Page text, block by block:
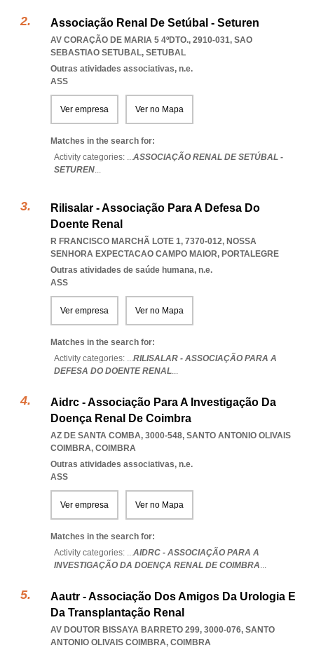
Associação Renal De Setúbal - Seturen
AV CORAÇÃO DE MARIA 5 4ºDTO., 2910-031, SAO
SEBASTIAO SETUBAL, SETUBAL
Outras atividades associativas, n.e.
ASS
Ver empresa Ver no Mapa
Matches in the search for:
Activity categories: ...ASSOCIAÇÃO RENAL DE SETÚBAL -
SETUREN...
Rilisalar - Associação Para A Defesa Do
Doente Renal
R FRANCISCO MARCHÃ LOTE 1, 7370-012, NOSSA
SENHORA EXPECTACAO CAMPO MAIOR, PORTALEGRE
Outras atividades de saúde humana, n.e.
ASS
Ver empresa Ver no Mapa
Matches in the search for:
Activity categories: ...RILISALAR - ASSOCIAÇÃO PARA A
DEFESA DO DOENTE RENAL...
Aidrc - Associação Para A Investigação Da
Doença Renal De Coimbra
AZ DE SANTA COMBA, 3000-548, SANTO ANTONIO OLIVAIS
COIMBRA, COIMBRA
Outras atividades associativas, n.e.
ASS
Ver empresa Ver no Mapa
Matches in the search for:
Activity categories: ...AIDRC - ASSOCIAÇÃO PARA A
INVESTIGAÇÃO DA DOENÇA RENAL DE COIMBRA...
Aautr - Associação Dos Amigos Da Urologia E
Da Transplantação Renal
AV DOUTOR BISSAYA BARRETO 299, 3000-076, SANTO
ANTONIO OLIVAIS COIMBRA, COIMBRA